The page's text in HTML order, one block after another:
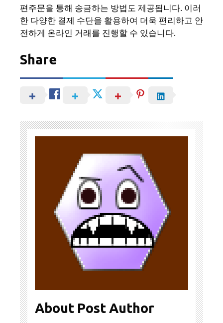
편주문을 통해 송금하는 방법도 제공됩니다. 이러
한 다양한 결제 수단을 활용하여 더욱 편리하고 안
전하게 온라인 거래를 진행할 수 있습니다.
Share
About Post Author